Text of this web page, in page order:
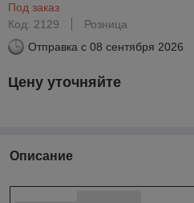
Под заказ
Код: 2129
Розница
Отправка с 08 сентября 2026
Цену уточняйте
Описание